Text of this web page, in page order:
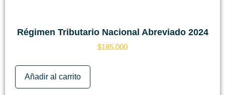
Régimen Tributario Nacional Abreviado 2024
$185.000
Añadir al carrito